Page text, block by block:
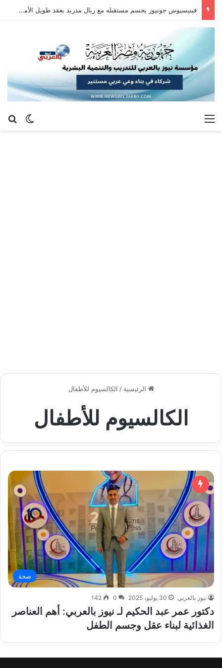
فينيسيوس جونيور يحسم مستقبله مع ريال مدريد بعقد طويل الأمد حتى 2032
الوضع القائمة
الرئيسية / الكالسيوم للأطفال
الكالسيوم للأطفال
صحة
نيوز بالعربي 30 يوليو، 2025 0
142
دكتور عمر عبد الحكيم لـ نيوز بالعربي: أهم العناصر
الغذائية لبناء عقل وجسم الطفل